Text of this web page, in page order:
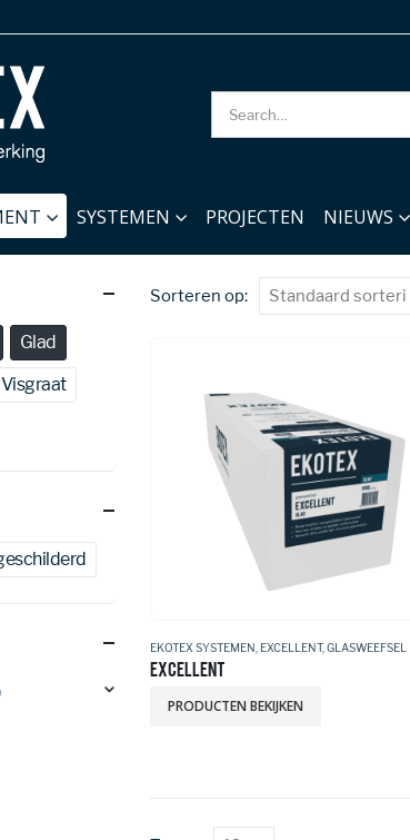
SYSTEMEN PROJECTEN NIEUWS
Sorteren op:
EKOTEX SYSTEMEN EXCELLENT, GLASWEEFSEL
EXCELLENT
PRODUCTEN BEKIJKEN
Glad
Visgraat